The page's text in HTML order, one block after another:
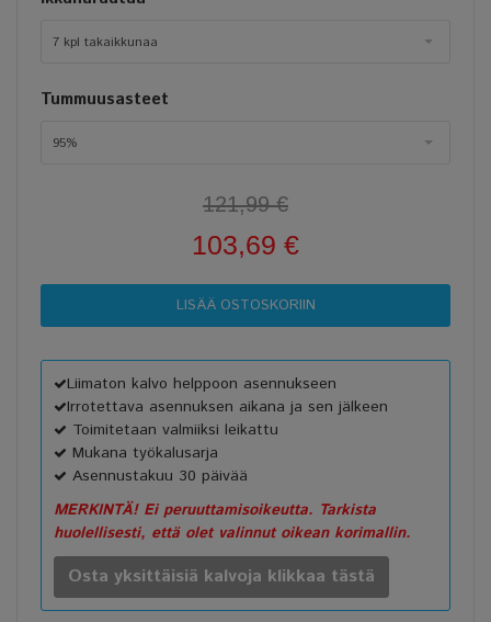
7 kpl takaikkunaa
Tummuusasteet
95%
121,99 €
103,69 €
Liimaton kalvo helppoon asennukseen
Irrotettava asennuksen aikana ja sen jälkeen
Toimitetaan valmiiksi leikattu
Mukana työkalusarja
Asennustakuu 30 päivää
MERKINTÄ! Ei peruuttamisoikeutta. Tarkista
huolellisesti, että olet valinnut oikean korimallin.
Osta yksittäisiä kalvoja klikkaa tästä